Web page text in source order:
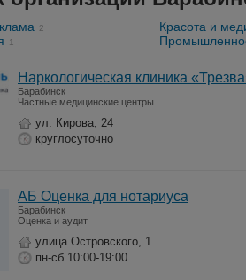
2
1
Красота и
Наркологическая клиника
Барабинск
Частные медицинские центры
ул. Кирова, 24
круглосуточно
АБ Оценка для нотариуса
Барабинск
Оценка и аудит
улица Островского, 1
пн-сб 10:00-19:00